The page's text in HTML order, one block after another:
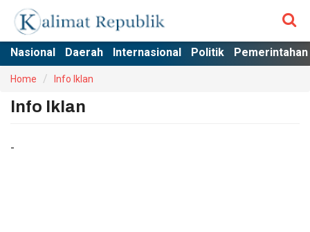
Nasional Daerah Internasional Politik Pemerintahan
Home Info Iklan
Info Iklan
-